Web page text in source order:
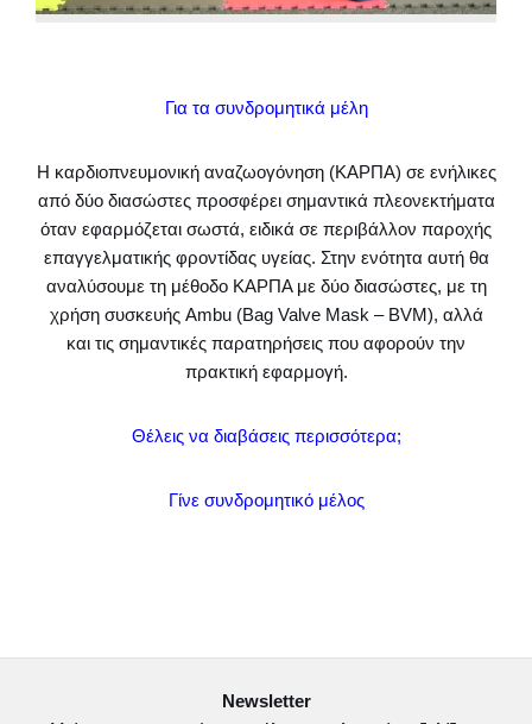
Για τα συνδρομητικά μέλη
Η καρδιοπνευμονική αναζωογόνηση (ΚΑΡΠΑ) σε ενήλικες
από δύο διασώστες προσφέρει σημαντικά πλεονεκτήματα
όταν εφαρμόζεται σωστά, ειδικά σε περιβάλλον παροχής
επαγγελματικής φροντίδας υγείας. Στην ενότητα αυτή θα
αναλύσουμε τη μέθοδο ΚΑΡΠΑ με δύο διασώστες, με τη
χρήση συσκευής Ambu (Bag Valve Mask – BVM), αλλά
και τις σημαντικές παρατηρήσεις που αφορούν την
πρακτική εφαρμογή.
Θέλεις να διαβάσεις περισσότερα;
Γίνε συνδρομητικό μέλος
Newsletter